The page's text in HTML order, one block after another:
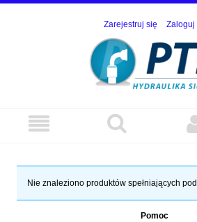
Zarejestruj się Zaloguj
Nie znaleziono produktów spełniających
Pomoc